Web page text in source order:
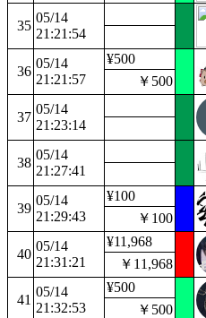
35
05/14
21:21:54
36
05/14
21:21:57
¥500
￥500
37
05/14
21:23:14
38
05/14
21:27:41
39
05/14
21:29:43
¥100
￥100
40
05/14
21:31:21
¥11,968
￥11,968
41
05/14
21:32:53
¥500
￥500